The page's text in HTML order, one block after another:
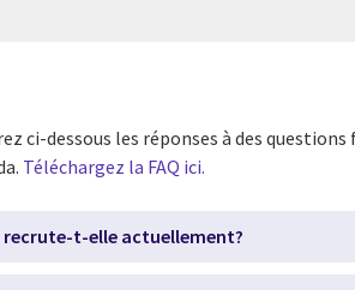
ci-dessous les réponses à des
Téléchargez la FAQ ici.
recrute-t-elle actuellement?